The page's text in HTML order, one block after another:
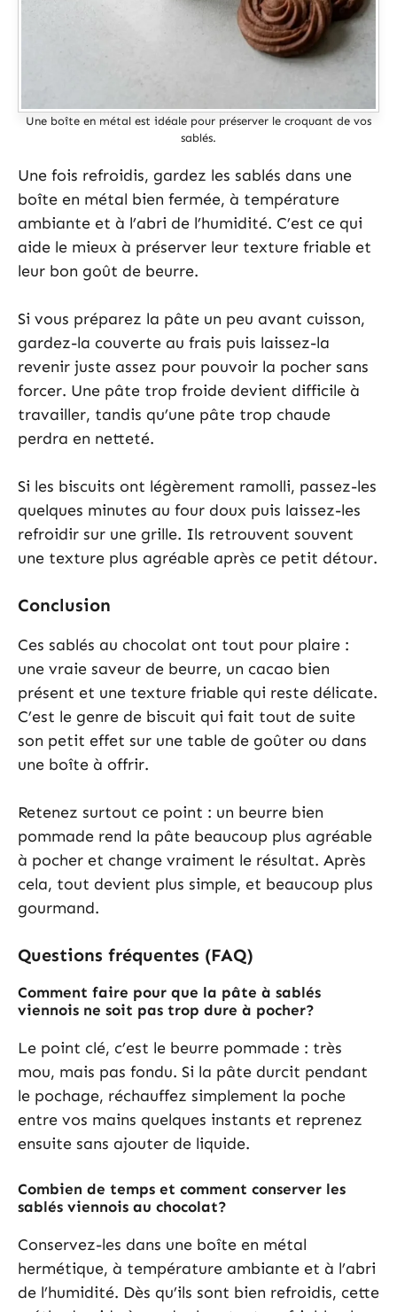
Une boîte en métal est idéale pour préserver le croquant de vos
sablés.
Une fois refroidis, gardez les sablés dans une
boîte en métal bien fermée, à température
ambiante et à l’abri de l’humidité. C’est ce qui
aide le mieux à préserver leur texture friable et
leur bon goût de beurre.
Si vous préparez la pâte un peu avant cuisson,
gardez-la couverte au frais puis laissez-la
revenir juste assez pour pouvoir la pocher sans
forcer. Une pâte trop froide devient difficile à
travailler, tandis qu’une pâte trop chaude
perdra en netteté.
Si les biscuits ont légèrement ramolli, passez-les
quelques minutes au four doux puis laissez-les
refroidir sur une grille. Ils retrouvent souvent
une texture plus agréable après ce petit détour.
Conclusion
Ces sablés au chocolat ont tout pour plaire :
une vraie saveur de beurre, un cacao bien
présent et une texture friable qui reste délicate.
C’est le genre de biscuit qui fait tout de suite
son petit effet sur une table de goûter ou dans
une boîte à offrir.
Retenez surtout ce point : un beurre bien
pommade rend la pâte beaucoup plus agréable
à pocher et change vraiment le résultat. Après
cela, tout devient plus simple, et beaucoup plus
gourmand.
Questions fréquentes (FAQ)
Comment faire pour que la pâte à sablés
viennois ne soit pas trop dure à pocher?
Le point clé, c’est le beurre pommade : très
mou, mais pas fondu. Si la pâte durcit pendant
le pochage, réchauffez simplement la poche
entre vos mains quelques instants et reprenez
ensuite sans ajouter de liquide.
Combien de temps et comment conserver les
sablés viennois au chocolat?
Conservez-les dans une boîte en métal
hermétique, à température ambiante et à l’abri
de l’humidité. Dès qu’ils sont bien refroidis, cette